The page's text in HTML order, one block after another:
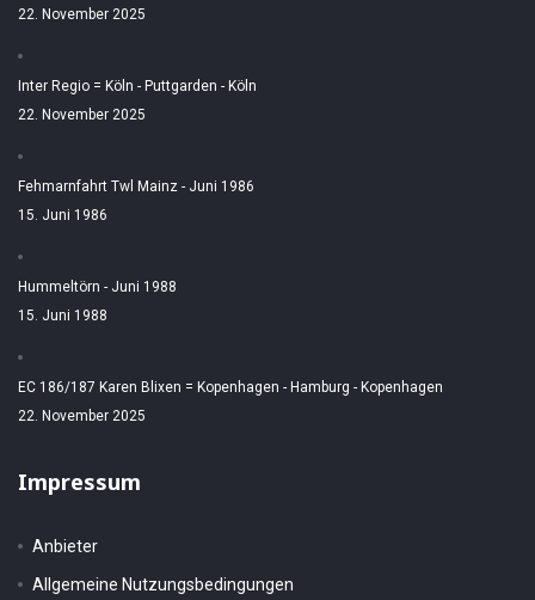
22. November 2025
Inter Regio = Köln - Puttgarden - Köln
22. November 2025
Fehmarnfahrt Twl Mainz - Juni 1986
15. Juni 1986
Hummeltörn - Juni 1988
15. Juni 1988
EC 186/187 Karen Blixen = Kopenhagen - Hamburg - Kopenhagen
22. November 2025
Impressum
Anbieter
Allgemeine Nutzungsbedingungen